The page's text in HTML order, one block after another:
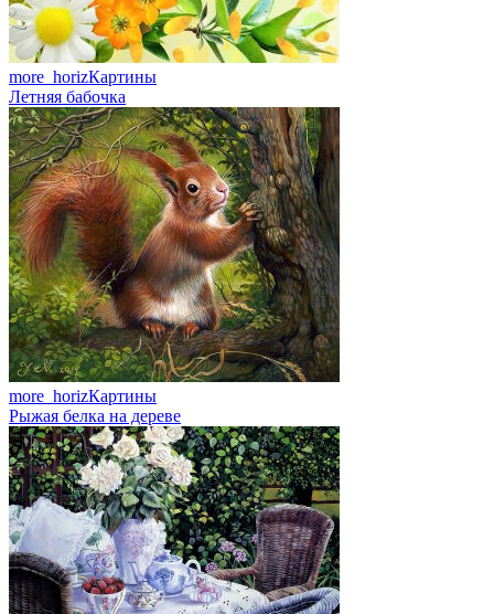
more_horizКартины
Летняя бабочка
more_horizКартины
Рыжая белка на дереве